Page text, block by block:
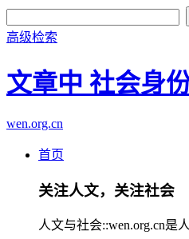
高级检索
文章中 社会身
wen.org.cn
首页
关注人文，关注社会
人文与社会::wen.org.cn